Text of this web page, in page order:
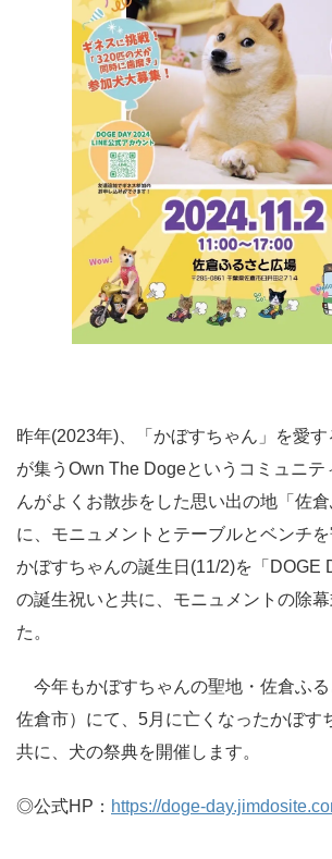
昨年(2023年)、「かぼすちゃん」を愛
が集うOwn The Dogeというコミュニテ
んがよくお散歩をした思い出の地「佐倉
に、モニュメントとテーブルとベンチを
かぼすちゃんの誕生日(11/2)を「DOGE
の誕生祝いと共に、モニュメントの除
た。
今年もかぼすちゃんの聖地・佐倉ふ
佐倉市）にて、5月に亡くなったかぼす
共に、犬の祭典を開催します。
◎公式HP： https://doge-